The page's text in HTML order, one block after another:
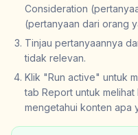
Consideration
(pertanyaan dari orang
Tinjau pertanyaannya
tidak relevan.
Klik "Run active" untuk
tab Report untuk
mengetahui konten apa